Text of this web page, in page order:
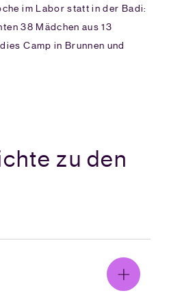
im Labor statt in der Badi:
38 Mädchen aus 13
Camp in Brunnen und
zu den